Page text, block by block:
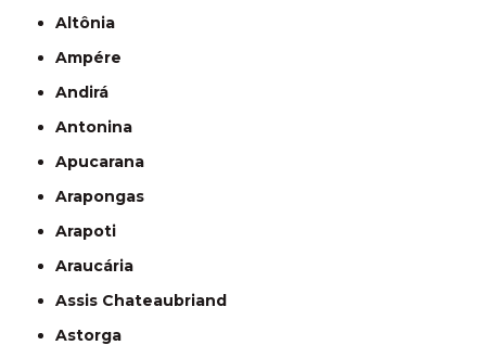
Altônia
Ampére
Andirá
Antonina
Apucarana
Arapongas
Arapoti
Araucária
Assis Chateaubriand
Astorga